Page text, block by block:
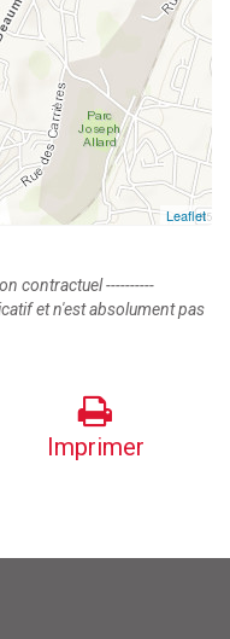
Leaflet
contractuel ----------
et n'est absolument pas
Imprimer